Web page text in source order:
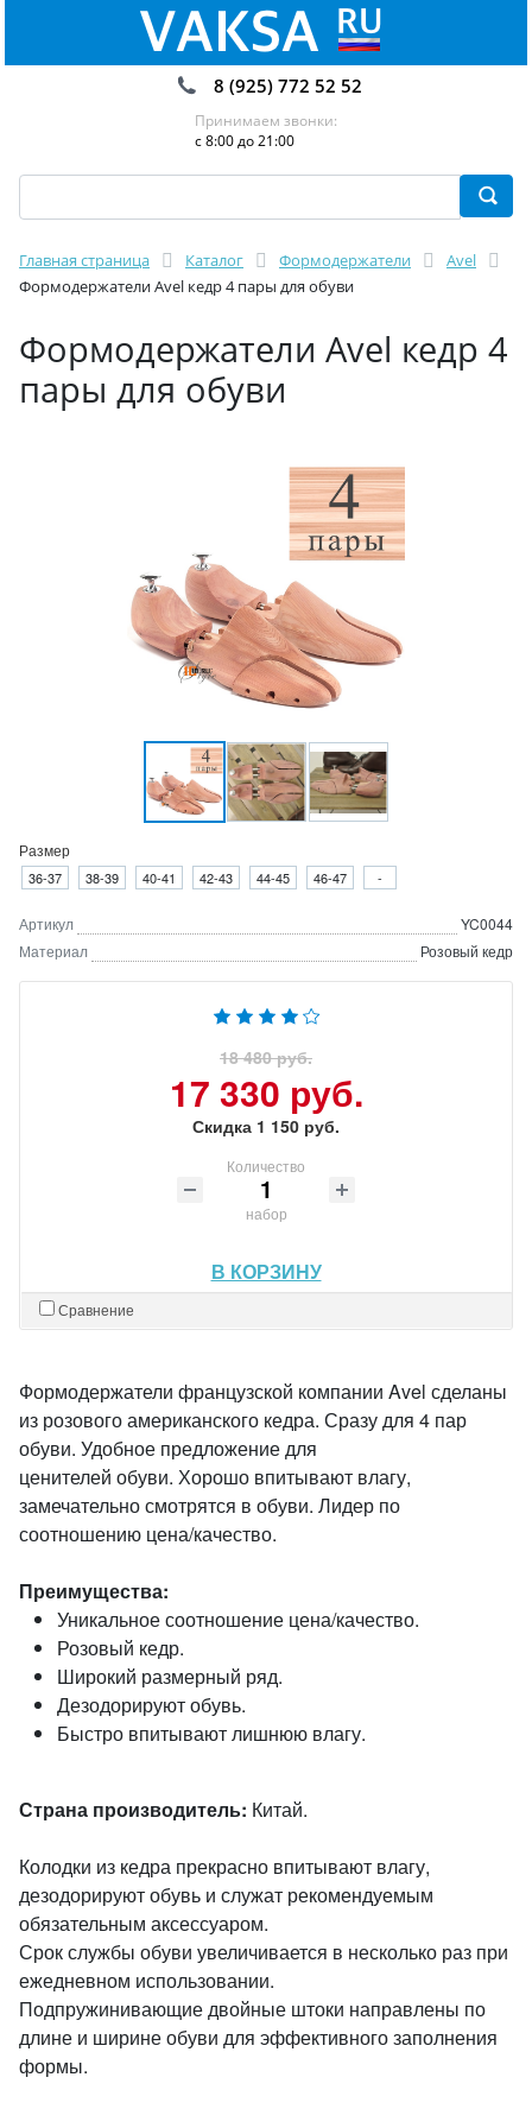
8 (925) 772 52 52
Принимаем звонки:
с 8:00 до 21:00
Главная страница Каталог Формодержатели
Avel
Формодержатели Avel кедр 4 пары для обуви
Формодержатели Avel кедр 4
пары для обуви
Размер
36-37 38-39 40-41 42-43 44-45 46-47 -
Артикул
YC0044
Материал
Розовый кедр
18 480 руб.
17 330 руб.
Скидка 1 150 руб.
Количество
набор
В КОРЗИНУ
Сравнение
Формодержатели французской компании Avel сделаны
из розового американского кедра. Сразу для 4 пар
обуви. Удобное предложение для
ценителей обуви. Хорошо впитывают влагу,
замечательно смотрятся в обуви. Лидер по
соотношению цена/качество.
Преимущества:
Уникальное соотношение цена/качество.
Розовый кедр.
Широкий размерный ряд.
Дезодорируют обувь.
Быстро впитывают лишнюю влагу.
Страна производитель: Китай.
Колодки из кедра прекрасно впитывают влагу,
дезодорируют обувь и служат рекомендуемым
обязательным аксессуаром.
Срок службы обуви увеличивается в несколько раз при
ежедневном использовании.
Подпружинивающие двойные штоки направлены по
длине и ширине обуви для эффективного заполнения
формы.